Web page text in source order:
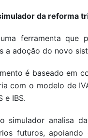
da reforma
ferramenta que
a adoção do novo
é baseado em
com o modelo de
e IBS.
simulador analisa
futuros,